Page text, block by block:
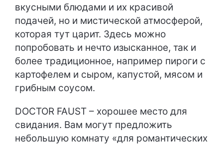
вкусными блюдами и их красивой
подачей, но и мистической атмосферой,
которая тут царит. Здесь можно
попробовать и нечто изысканное, так и
более традиционное, например пироги с
картофелем и сыром, капустой, мясом и
грибным соусом.
DOCTOR FAUST – хорошее место для
свидания. Вам могут предложить
небольшую комнату «для романтических